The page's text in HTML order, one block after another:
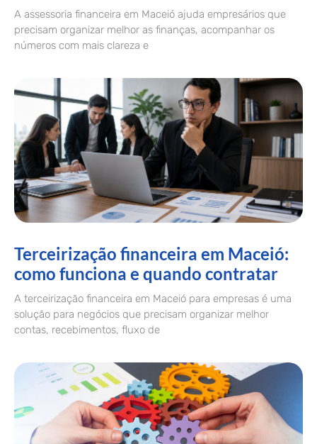
A assessoria financeira em Maceió ajuda empresários que
precisam organizar melhor as finanças, acompanhar os
números com mais clareza e
Terceirização financeira em Maceió:
como funciona e quando contratar
A terceirização financeira em Maceió para empresas é uma
solução para negócios que precisam organizar melhor
contas, recebimentos, fluxo de